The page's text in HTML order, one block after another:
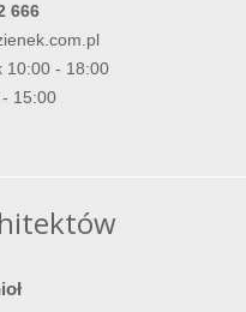
666
10:00 - 18:00
15:00